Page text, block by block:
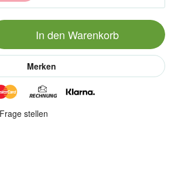
In den Warenkorb
Merken
Frage stellen